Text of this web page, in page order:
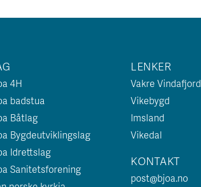
4H
badstua
Båtlag
Bygdeutviklingslag
Idrettslag
Sanitetsforening
LENKER
Vakre Vindafjord
Vikebygd
Imsland
Vikedal
KONTAKT
post@bjoa.no